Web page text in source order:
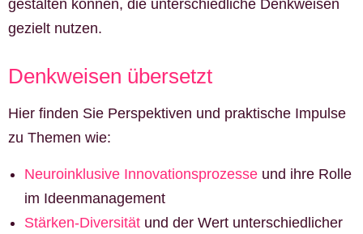
gestalten können, die unterschiedliche Denkweisen
gezielt nutzen.
Denkweisen übersetzt
Hier finden Sie Perspektiven und praktische Impulse
zu Themen wie:
Neuroinklusive Innovationsprozesse und ihre Rolle
im Ideenmanagement
Stärken-Diversität und der Wert unterschiedlicher